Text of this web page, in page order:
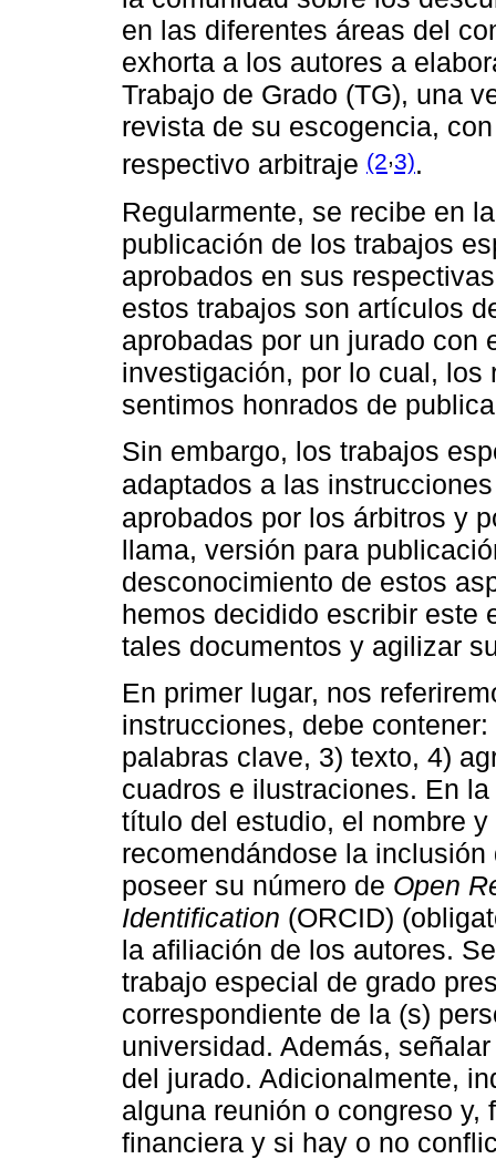
en las diferentes áreas del
exhorta a los autores a
Trabajo de Grado (TG), una
revista de su escogencia,
respectivo arbitraje (2,3).
Regularmente, se recibe en
publicación de los trabajos
aprobados en sus
estos trabajos son artículos
aprobadas por un jurado con
investigación, por lo cual,
sentimos honrados de
Sin embargo, los trabajos
adaptados a las
aprobados por los árbitros y
llama, versión para
desconocimiento de estos
hemos decidido escribir este
tales documentos y agilizar
En primer lugar, nos
instrucciones, debe
palabras clave, 3) texto, 4)
cuadros e ilustraciones. En
título del estudio, el nombre
recomendándose la
poseer su número de Open
Identification (ORCID)
la afiliación de los autores.
trabajo especial de grado
correspondiente de la (s)
universidad. Además,
del jurado. Adicionalmente,
alguna reunión o congreso
financiera y si hay o no